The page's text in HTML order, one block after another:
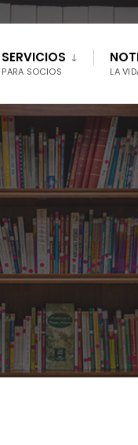
SERVICIOS
PARA SOCIOS LA